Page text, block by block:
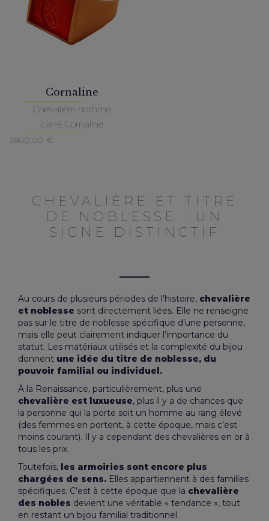
Cornaline
Chevalière homme
carré Cornaline
3800,00 €
CHEVALIÈRE ET TITRE
DE NOBLESSE : UN
SIGNE DISTINCTIF
Au cours de plusieurs périodes de l’histoire, chevalière
et noblesse sont directement liées. Elle ne renseigne
pas sur le titre de noblesse spécifique d’une personne,
mais elle peut clairement indiquer l’importance du
statut. Les matériaux utilisés et la complexité du bijou
donnent une idée du titre de noblesse, du
pouvoir familial ou individuel.
À la Renaissance, particulièrement, plus une
chevalière est luxueuse, plus il y a de chances que
la personne qui la porte soit un homme au rang élevé
(des femmes en portent, à cette époque, mais c’est
moins courant). Il y a cependant des chevalières en or à
tous les prix.
Toutefois, les armoiries sont encore plus
chargées de sens. Elles appartiennent à des familles
spécifiques. C’est à cette époque que la chevalière
des nobles devient une véritable « tendance », tout
en restant un bijou familial traditionnel.